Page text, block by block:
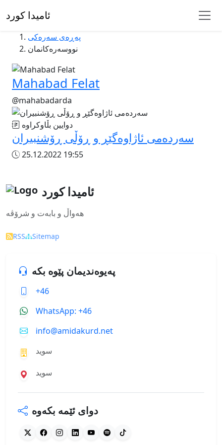
ئامیدا کورد
پەڕەی سەرەکی
نووسەرەکانمان
Mahabad Felat
@mahabadarda
دوایین بڵاوکراوە
سەردەمی ئاژاوەگێڕ و ڕۆڵی ڕۆشنبیران
25.12.2022 19:55
ئامیدا کورد
هەواڵ و بابەت و شرۆڤە
RSS Sitemap
پەیوەندیمان پێوە بکە
+46
WhatsApp: +46
info@amidakurd.net
سوید
سوید
دوای ئێمە بکەوە